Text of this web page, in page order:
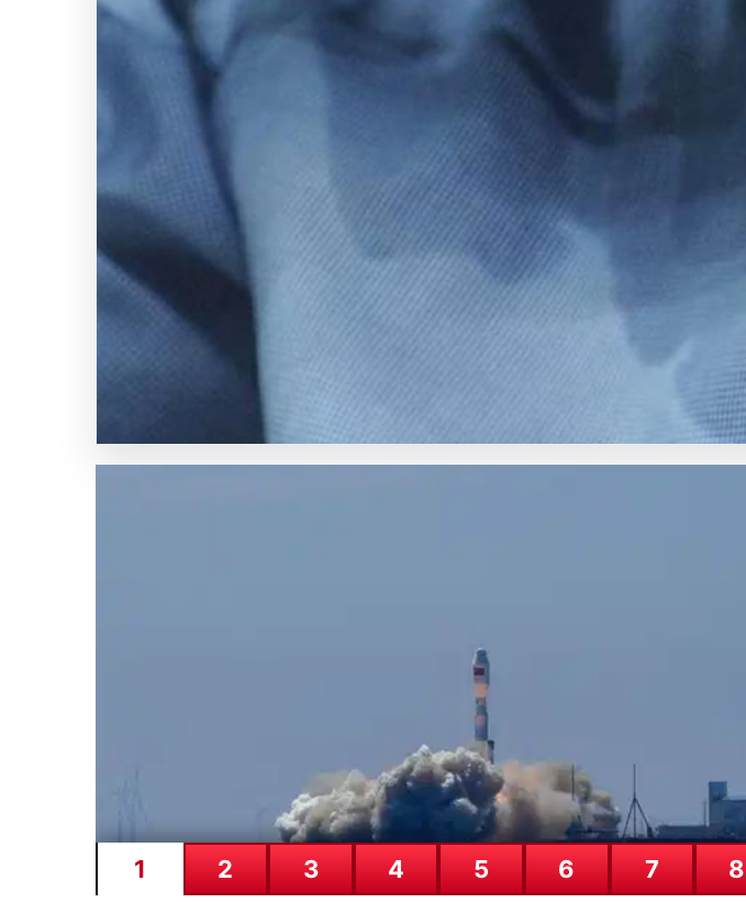
Kelebek.Org İle Dijital İletişimin
Deneyimi
Sanal dünyasında kullanıcıların güvenli bir tarzda iletişim kurması kritik bir değer
imkanlar…
Galatasaray’dan
transferde
tarihi